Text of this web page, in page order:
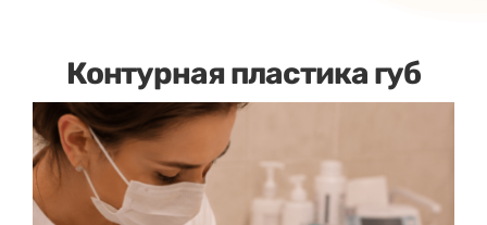
Контурная пластика губ